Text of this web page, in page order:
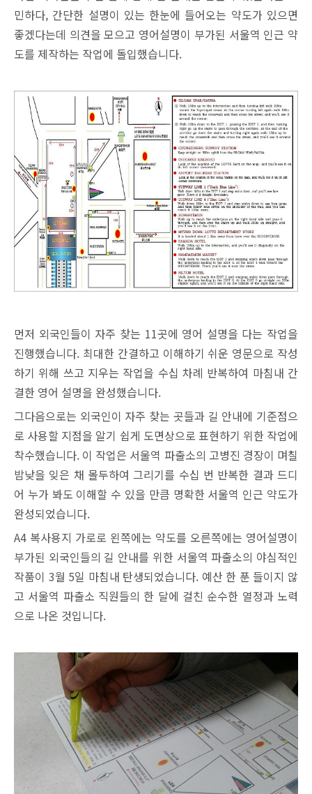
민하다, 간단한 설명이 있는 한눈에 들어오는 약도가 있으면
좋겠다는데 의견을 모으고 영어설명이 부가된 서울역 인근 약
도를 제작하는 작업에 돌입했습니다.
먼저 외국인들이 자주 찾는 11곳에 영어 설명을 다는 작업을
진행했습니다. 최대한 간결하고 이해하기 쉬운 영문으로 작성
하기 위해 쓰고 지우는 작업을 수십 차례 반복하여 마침내 간
결한 영어 설명을 완성했습니다.
그다음으로는 외국인이 자주 찾는 곳들과 길 안내에 기준점으
로 사용할 지점을 알기 쉽게 도면상으로 표현하기 위한 작업에
착수했습니다. 이 작업은 서울역 파출소의 고병진 경장이 며칠
밤낮을 잊은 채 몰두하여 그리기를 수십 번 반복한 결과 드디
어 누가 봐도 이해할 수 있을 만큼 명확한 서울역 인근 약도가
완성되었습니다.
A4 복사용지 가로로 왼쪽에는 약도를 오른쪽에는 영어설명이
부가된 외국인들의 길 안내를 위한 서울역 파출소의 야심적인
작품이 3월 5일 마침내 탄생되었습니다. 예산 한 푼 들이지 않
고 서울역 파출소 직원들의 한 달에 걸친 순수한 열정과 노력
으로 나온 것입니다.